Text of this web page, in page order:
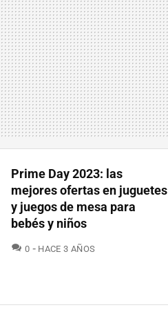
Prime Day 2023: las
mejores ofertas en juguetes
y juegos de mesa para
bebés y niños
0 COMENTARIOS
HACE 3 AÑOS